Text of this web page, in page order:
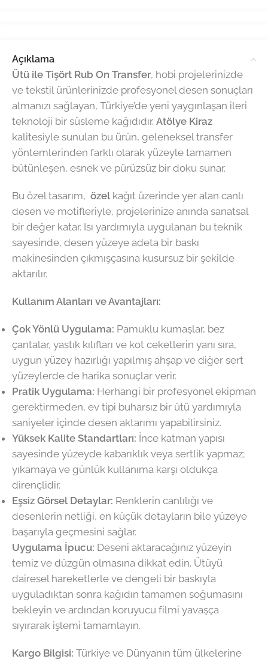
Açıklama
Ütü ile Tişört Rub On Transfer, hobi projelerinizde
ve tekstil ürünlerinizde profesyonel desen sonuçları
almanızı sağlayan, Türkiye’de yeni yaygınlaşan ileri
teknoloji bir süsleme kağıdıdır. Atölye Kiraz
kalitesiyle sunulan bu ürün, geleneksel transfer
yöntemlerinden farklı olarak yüzeyle tamamen
bütünleşen, esnek ve pürüzsüz bir doku sunar.
Bu özel tasarım, özel kağıt üzerinde yer alan canlı
desen ve motifleriyle, projelerinize anında sanatsal
bir değer katar. Isı yardımıyla uygulanan bu teknik
sayesinde, desen yüzeye adeta bir baskı
makinesinden çıkmışçasına kusursuz bir şekilde
aktarılır.
Kullanım Alanları ve Avantajları:
Çok Yönlü Uygulama: Pamuklu kumaşlar, bez
çantalar, yastık kılıfları ve kot ceketlerin yanı sıra,
uygun yüzey hazırlığı yapılmış ahşap ve diğer sert
yüzeylerde de harika sonuçlar verir.
Pratik Uygulama: Herhangi bir profesyonel ekipman
gerektirmeden, ev tipi buharsız bir ütü yardımıyla
saniyeler içinde desen aktarımı yapabilirsiniz.
Yüksek Kalite Standartları: İnce katman yapısı
sayesinde yüzeyde kabarıklık veya sertlik yapmaz;
yıkamaya ve günlük kullanıma karşı oldukça
dirençlidir.
Eşsiz Görsel Detaylar: Renklerin canlılığı ve
desenlerin netliği, en küçük detayların bile yüzeye
başarıyla geçmesini sağlar.
Uygulama İpucu: Deseni aktaracağınız yüzeyin
temiz ve düzgün olmasına dikkat edin. Ütüyü
dairesel hareketlerle ve dengeli bir baskıyla
uyguladıktan sonra kağıdın tamamen soğumasını
bekleyin ve ardından koruyucu filmi yavaşça
sıyırarak işlemi tamamlayın.
Kargo Bilgisi: Türkiye ve Dünyanın tüm ülkelerine